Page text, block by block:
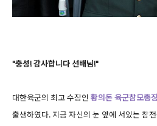
"충성! 감사합니다 선배님!"
대한육군의 최고 수장인 황의돈 육군참모총
출생하였다. 지금 자신의 눈 앞에 서있는 참